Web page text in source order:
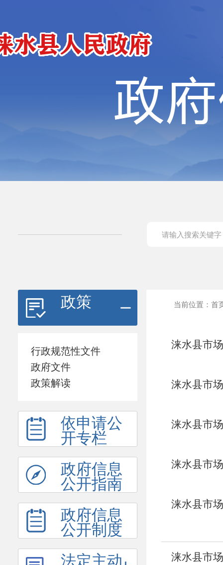
政策
行政规范性文件
政府文件
政策解读
依申请公
开专栏
政府信息
公开指南
政府信息
公开制度
法定主动
当前位置： 首
涞水县市
涞水县市
涞水县市
涞水县市
涞水县市
涞水县市